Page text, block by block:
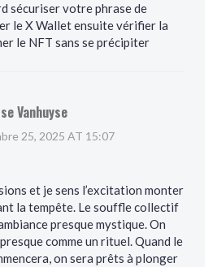
sécuriser votre phrase de
le X Wallet ensuite vérifier la
le NFT sans se précipiter
Vanhuyse
25, 2025 AT 15:07
et je sens l’excitation monter
la tempête. Le souffle collectif
presque mystique. On
comme un rituel. Quand le
on sera prêts à plonger